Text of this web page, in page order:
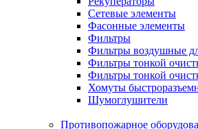
Сетевые элементы
Фасонные элементы
Фильтры
Фильтры воздушные
Фильтры тонкой
Фильтры тонкой
Хомуты
Шумоглушители
Противопожарное